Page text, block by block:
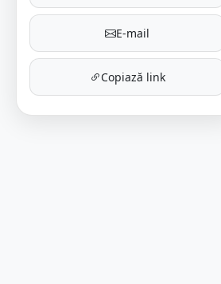
E-mail
Copiază link